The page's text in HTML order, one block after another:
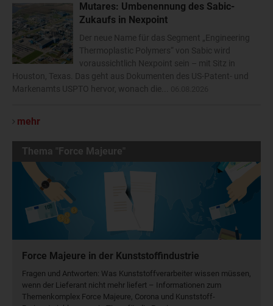
Mutares: Umbenennung des Sabic-
Zukaufs in Nexpoint
Der neue Name für das Segment „Engineering
Thermoplastic Polymers“ von Sabic wird
voraussichtlich Nexpoint sein – mit Sitz in
Houston, Texas. Das geht aus Dokumenten des US-Patent- und
Markenamts USPTO hervor, wonach die...
mehr
Thema "Force Majeure"
Force Majeure in der Kunststoffindustrie
Fragen und Antworten: Was Kunst­stoff­verarbeiter wissen müssen,
wenn der Lieferant nicht mehr liefert – Informationen zum
Themenkomplex Force Majeure, Corona und Kunststoff-